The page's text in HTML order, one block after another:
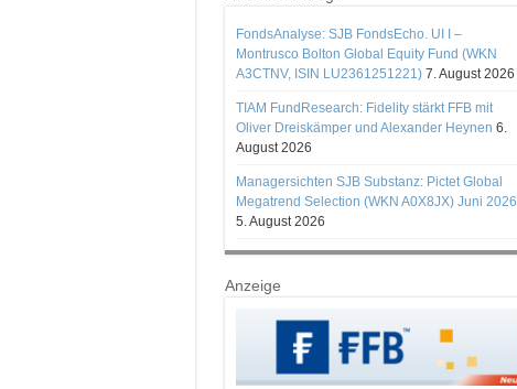
FondsAnalyse: SJB FondsEcho. UI I –
Montrusco Bolton Global Equity Fund (WKN
A3CTNV, ISIN LU2361251221) 7. August 2026
TIAM FundResearch: Fidelity stärkt FFB mit
Oliver Dreiskämper und Alexander Heynen 6.
August 2026
Managersichten SJB Substanz: Pictet Global
Megatrend Selection (WKN A0X8JX) Juni 2026
5. August 2026
Anzeige